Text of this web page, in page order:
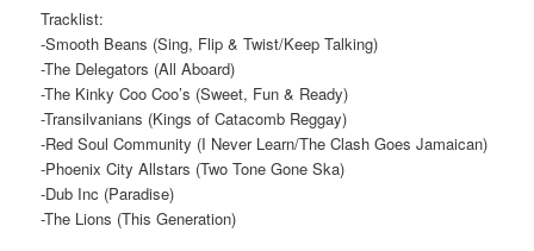
Tracklist:
-Smooth Beans (Sing, Flip & Twist/Keep Talking)
-The Delegators (All Aboard)
-The Kinky Coo Coo’s (Sweet, Fun & Ready)
-Transilvanians (Kings of Catacomb Reggay)
-Red Soul Community (I Never Learn/The Clash Goes Jamaican)
-Phoenix City Allstars (Two Tone Gone Ska)
-Dub Inc (Paradise)
-The Lions (This Generation)